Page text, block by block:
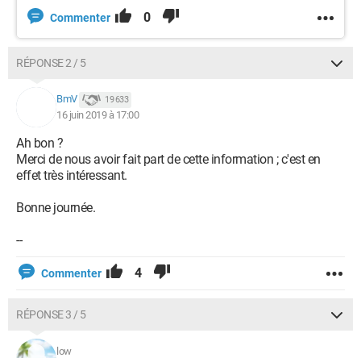
Commenter 0
RÉPONSE 2 / 5
BmV 19 633
16 juin 2019 à 17:00
Ah bon ?
Merci de nous avoir fait part de cette information ; c'est en
effet très intéressant.
Bonne journée.
--
Commenter 4
RÉPONSE 3 / 5
low